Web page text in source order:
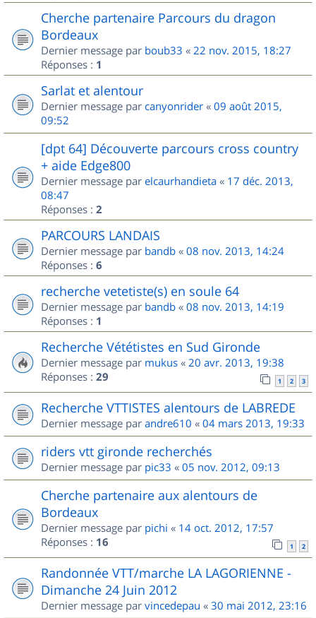
Cherche partenaire Parcours du dragon
Bordeaux
Dernier message par boub33 « 22 nov. 2015, 18:27
Réponses : 1
Sarlat et alentour
Dernier message par canyonrider « 09 août 2015,
09:52
[dpt 64] Découverte parcours cross country
+ aide Edge800
Dernier message par elcaurhandieta « 17 déc. 2013,
08:47
Réponses : 2
PARCOURS LANDAIS
Dernier message par bandb « 08 nov. 2013, 14:24
Réponses : 6
recherche vetetiste(s) en soule 64
Dernier message par bandb « 08 nov. 2013, 14:19
Réponses : 1
Recherche Vététistes en Sud Gironde
Dernier message par mukus « 20 avr. 2013, 19:38
Réponses : 29 1 2 3
Recherche VTTISTES alentours de LABREDE
Dernier message par andre610 « 04 mars 2013, 19:33
riders vtt gironde recherchés
Dernier message par pic33 « 05 nov. 2012, 09:13
Cherche partenaire aux alentours de
Bordeaux
Dernier message par pichi « 14 oct. 2012, 17:57
Réponses : 16 1 2
Randonnée VTT/marche LA LAGORIENNE -
Dimanche 24 Juin 2012
Dernier message par vincedepau « 30 mai 2012, 23:16